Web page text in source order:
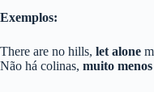
Exemplos:
There are no hills, let alone
Não há colinas, muito menos